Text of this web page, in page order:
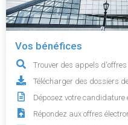
Vos bénéfices
Trouver des appels d'offres
Télécharger des dossiers
Déposez votre candidature
Répondez aux offres